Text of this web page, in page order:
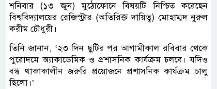
শনিবার (১৩ জুন) মুঠোফোনে বিষয়টি নিশ্চিত করেছেন
বিশ্ববিদ্যালয়ের রেজিস্ট্রার (অতিরিক্ত দায়িত্ব) মোহাম্মদ নুরুল
করীম চৌধুরী।
তিনি জানান, ‘২৩ দিন ছুটির পর আগামীকাল রবিবার থেকে
পুরোদমে অ্যাকাডেমিক ও প্রশাসনিক কার্যক্রম চলবে। যদিও
বন্ধ থাকাকালীন জরুরি প্রয়োজনে প্রশাসনিক কার্যক্রম চালু
ছিলো।’